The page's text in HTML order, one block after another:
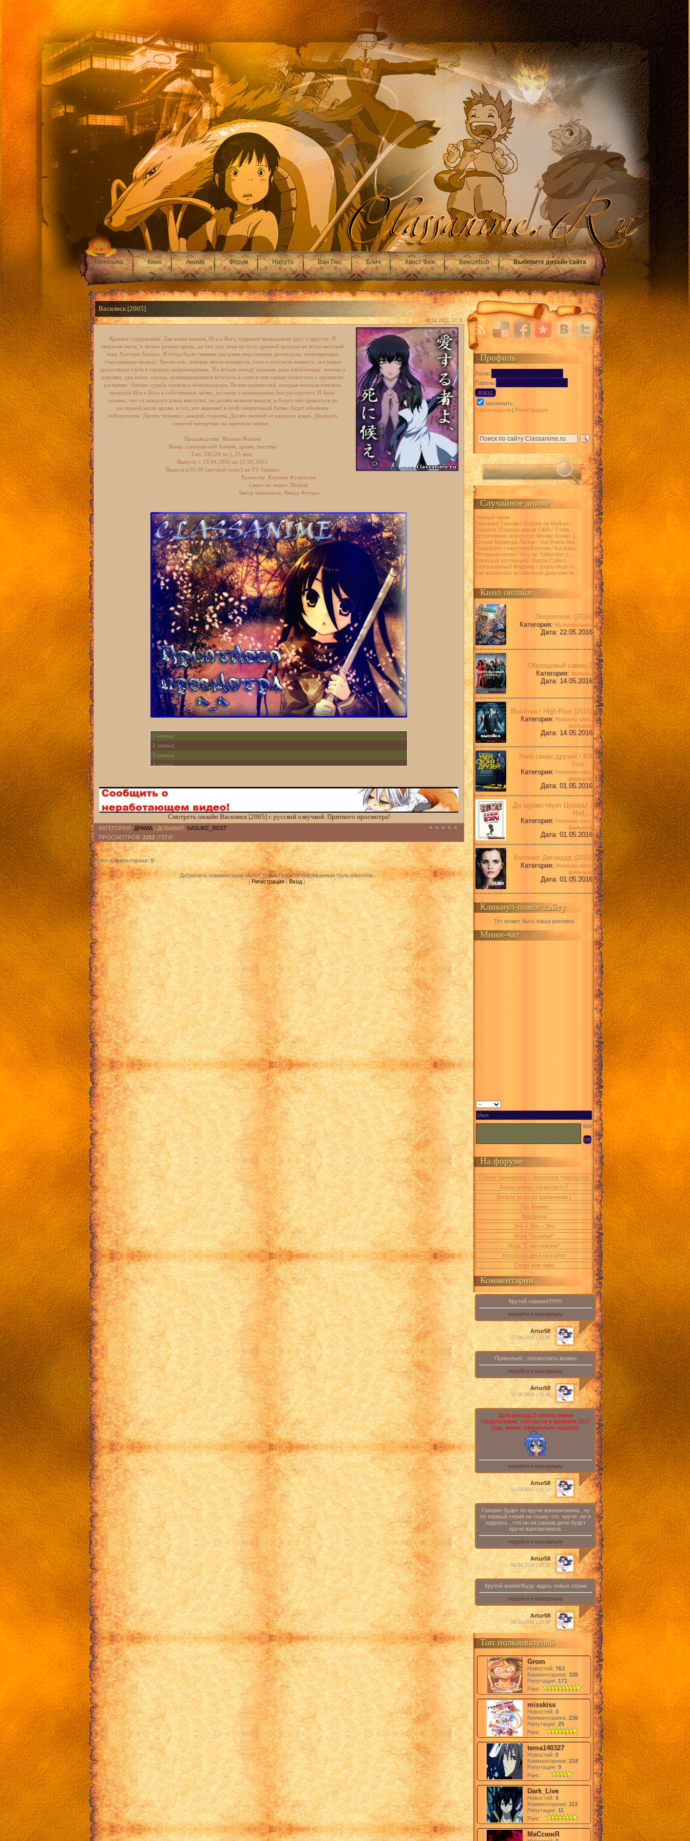
Менюшка Кино Аниме Форум Наруто Ван Пис Блич Хвост Феи Beelzebub Выберите дизайн сайта
Василиск [2005]
08.02.2012, 17:11
Краткое содержание: Два клана ниндзя, Ига и Кога, издревле враждовали друг с другом. И
сверкали мечи, и лилась реками кровь, до тех пор пока на пути древней вражды не встал местный
лорд Хаттори Хандзо. И тогда были связаны два клана нерушимым договором, запрещающим
стародавнюю вражду. Время шло, вековая лютая ненависть, хоть и поугасла немного, все равно
продолжала тлеть в сердцах непримиримых. Но встали между кланами двое влюбленных, юноша и
девушка, два юных сердца, вознамерившиеся вступить в союз и тем самым покончить с древними
распрями. Однако судьба оказалась немилосердна. Волею правителей, которые воспользовались
враждой Ига и Кога в собственных целях, договор о ненападении был расторгнут. И было
сказано, что от каждого клана выступят, по десять воинов-ниндзя, и будут они сражаться до
последней капли крови, и тот, кто выживет в этой смертельной битве, будет объявлен
победителем. Десять человек с каждой стороны. Десять жизней от каждого клана. Двадцать
смертей начертано на заветном свитке...
Производство: Япония Япония
Жанр: самурайский боевик, драма, мистика
Тип: ТВ (24 эп.), 25 мин.
Выпуск: c 13.04.2005 по 21.09.2005
Выпуск в 01:00 [ночной сеанс] на TV Saitama
Режиссёр: Кидзаки Фуминори
Снято по манге: Basilisk
Автор оригинала: Ямада Футаро
1 эпизод
2 эпизод
3 эпизод
4 эпизод
7 эпизод
8 эпизод
9 эпизод
10 эпизод
11 эпизод
12 эпизод
13 эпизод
14 эпизод
15 эпизод
16 эпизод
17 эпизод
18 эпизод
19 эпизод
20 эпизод
21 эпизод
22 эпизод
23 эпизод
24 эпизод
Смотреть онлайн Василиск [2005] с русской озвучкой. Притного просмотра!
КАТЕГОРИЯ: ДРАМА | ДОБАВИЛ: SASUKE_REST
ПРОСМОТРОВ: 2252 |ТЕГИ: .
Всего комментариев:0
Добавлять комментарии могут только зарегистрированные пользователи.
[Регистрация|Вход]
Профиль
Логин:
Пароль:
запомнить
Забыл пароль| Регистрация
Случайное аниме
Чёрный хром
Лабиринт Грисаи / Grisaia no Meikyu...
Тринити: Семеро магов ОВА / Trinity...
Детективное агентство Милки Холмс (...
Шторм Медведя Лилии / Yuri Kuma Ara...
Граффити счастливой кухни / Koufuku...
Яттерман ночи / Yoru no Yatterman [...
Флотская коллекция / Kantai Collect...
Безграничный Фафнир / Juuou Mujin n...
Как воспитать из обычной девушки ге...
Кино онлайн
Зверополис (2016)
Категория: Мультфильмы
Дата: 22.05.2016
Образцовый самец 2
Категория: Фильмы
Дата: 14.05.2016
Высотка / High-Rise (2015)
Категория: Новинки кино,
фильмов
Дата: 14.05.2016
Убей своих друзей / Kill
Your ...
Категория: Новинки кино,
фильмов
Дата: 01.05.2016
Да здравствует Цезарь! /
Hail,...
Категория: Новинки кино,
фильмов
Дата: 01.05.2016
Колония Дигнидад (2015)
Категория: Новинки кино,
фильмов
Дата: 01.05.2016
Кликнул-помог сайту
Тут может быть ваша реклама
Мини-чат
500
На форуме
Обмен баннерами с журналом Hatsuyume
Какие аниме посмотреть?
Вопрос ко всем мальчикам )
Топ Аниме
Флудилка
Это + Это = Это
Игра "Ошибка"
Игра "Счастливчик"
Кто скоко дней на сайте
Спорт или пиво
Комментарии
Крутой сериал!!!!!!!!!!
перейти к материалу
Artur58
17.04.2016 | 20:36
Прикольно , посмотреть можно
перейти к материалу
Artur58
10.04.2016 | 19:36
Дата выхода 2 сезона аниме
"Получеловек" состоится в феврале 2017
года, аниме официально продлен.
перейти к материалу
Artur58
10.04.2016 | 19:12
Говорят будет по круче ванпанчмена , ну
по первый серии не скажу что круче ,но я
надеюсь , что он на самом деле будет
круче ванпанчмена.
перейти к материалу
Artur58
08.04.2016 | 19:31
Крутой аниме!Буду ждать новые серии
перейти к материалу
Artur58
08.04.2016 | 15:09
Топ пользователей
Grom
Новостей: 763
Комментариев: 335
Репутация: 171
Ранг:
misskiss
Новостей: 0
Комментариев: 236
Репутация: 25
Ранг:
tema140327
Новостей: 0
Комментариев: 218
Репутация: 9
Ранг:
Dark_Live
Новостей: 0
Комментариев: 113
Репутация: 11
Ранг:
МаСсюнЯ